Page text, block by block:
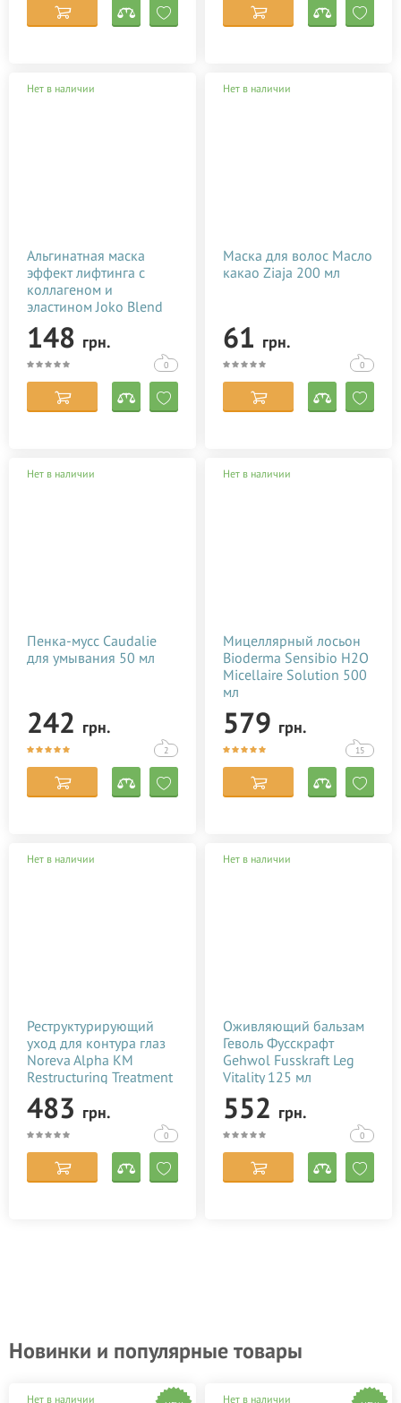
Нет в наличии
Альгинатная маска
эффект лифтинга с
коллагеном и
эластином Joko Blend
Premium Alginate Mask
100 г
148 грн.
0
Нет в наличии
Маска для волос Масло
какао Ziaja 200 мл
61 грн.
0
Нет в наличии
Пенка-мусс Caudalie
для умывания 50 мл
242 грн.
2
Нет в наличии
Мицеллярный лосьон
Bioderma Sensibio H2O
Micellaire Solution 500
мл
579 грн.
15
Нет в наличии
Реструктурирующий
уход для контура глаз
Noreva Alpha KM
Restructuring Treatment
Eye Contour 15 мл
483 грн.
0
Нет в наличии
Оживляющий бальзам
Геволь Фусскрафт
Gehwol Fusskraft Leg
Vitality 125 мл
552 грн.
0
Новинки и популярные товары
Нет в наличии Нет в наличии